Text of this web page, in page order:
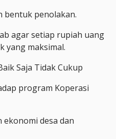
bentuk penolakan.
agar setiap rupiah uang
yang maksimal.
Saja Tidak Cukup
program Koperasi
desa dan